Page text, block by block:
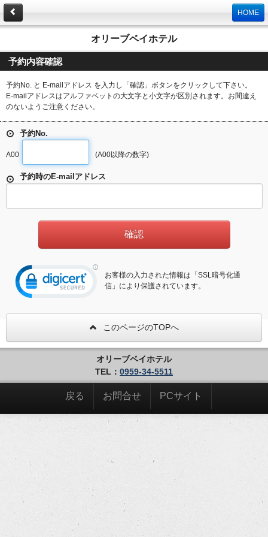
HOME
オリーブベイホテル
予約内容確認
予約No. と E-mailアドレス を入力し「確認」ボタンをクリックして下さい。
E-mailアドレスはアルファベットの大文字と小文字が区別されます。お間違え
のないようご注意ください。
予約No.
A00 (A00以降の数字)
予約時のE-mailアドレス
お客様の入力された情報は「SSL暗号化通
信」により保護されています。
このページのTOPへ
オリーブベイホテル
TEL： 0959-34-5511
戻る お問合せ PCサイト